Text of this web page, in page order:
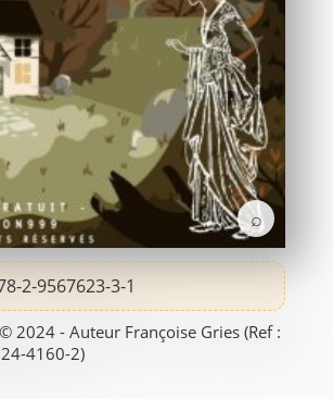
⌕
2-9567623-3-1
© 2024 - Auteur Françoise Gries (Ref :
4160-2)